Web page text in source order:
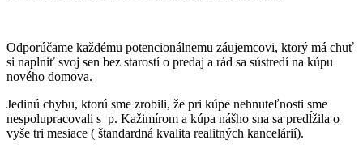
Odporúčame každému potencionálnemu záujemcovi, ktorý má chuť
si naplniť svoj sen bez starostí o predaj a rád sa sústredí na kúpu
nového domova.
Jedinú chybu, ktorú sme zrobili, že pri kúpe nehnuteľnosti sme
nespolupracovali s p. Kažimírom a kúpa nášho sna sa predĺžila o
vyše tri mesiace ( štandardná kvalita realitných kancelárií).